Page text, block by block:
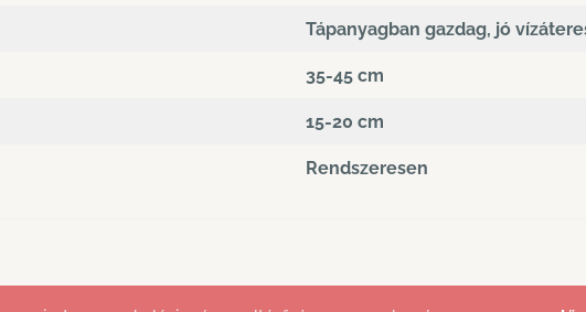
Tápanyagban gazdag, jó
35-45 cm
15-20 cm
Rendszeresen